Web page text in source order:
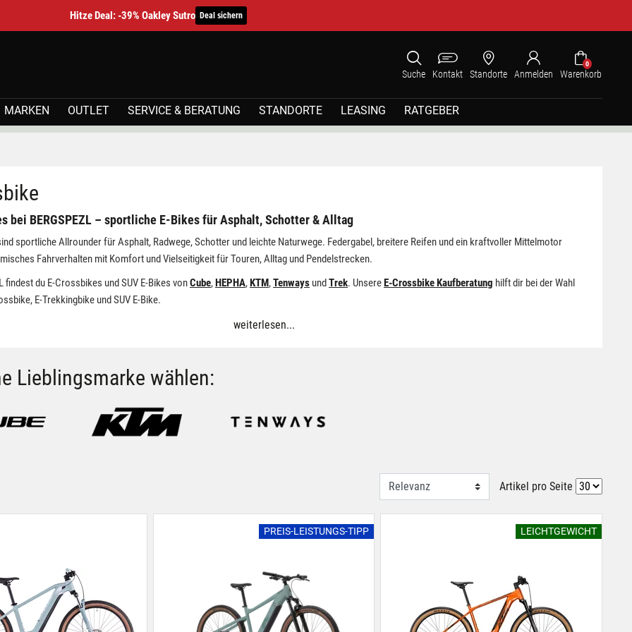
Hitze Deal: -39% Oakley Sutro Deal sichern
Suche Kontakt Standorte Anmelden
0
Warenkorb
MARKEN OUTLET SERVICE & BERATUNG STANDORTE LEASING RATGEBER
bei BERGSPEZL – sportliche E-Bikes für Asphalt, Schotter & Alltag
sportliche Allrounder für Asphalt, Radwege, Schotter und leichte Naturwege. Federgabel, breitere Reifen und ein kraftvoller Mittelmotor
Fahrverhalten mit Komfort und Vielseitigkeit für Touren, Alltag und Pendelstrecken.
findest du E-Crossbikes und SUV E-Bikes vonCube,HEPHA,KTM,Tenways undTrek. UnsereE-Crossbike Kaufberatung hilft dir bei der Wahl
E-Trekkingbike und SUV E-Bike.
weiterlesen...
Lieblingsmarke wählen:
Artikel pro Seite
PREIS-LEISTUNGS-TIPP LEICHTGEWICHT